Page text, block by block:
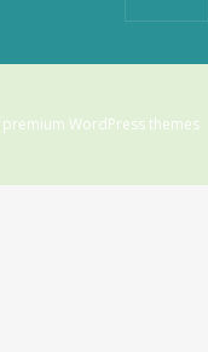
premium WordPress themes